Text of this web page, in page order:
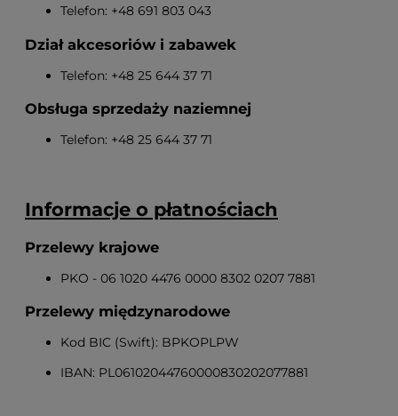
Telefon: +48 691 803 043
Dział akcesoriów i zabawek
Telefon: +48 25 644 37 71
Obsługa sprzedaży naziemnej
Telefon: +48 25 644 37 71
Informacje o płatnościach
Przelewy krajowe
PKO - 06 1020 4476 0000 8302 0207 7881
Przelewy międzynarodowe
Kod BIC (Swift): BPKOPLPW
IBAN: PL06102044760000830202077881